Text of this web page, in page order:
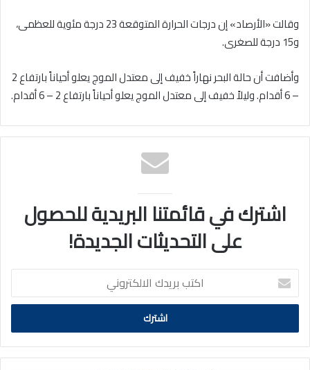
وقالت «الأرصاد» إن درجات الحرارة المتوقعة 23 درجة مئوية للعظمى،
و15 درجة للصغرى.
وأضافت أن حالة البحر نهاراً خفيف إلى معتدل الموج يعلو أحياناً بارتفاع 2
– 6 أقدام. وليلاً خفيف إلى معتدل الموج يعلو أحياناً بارتفاع 2 – 6 أقدام.
اشترك في قائمتنا البريدية للحصول
على التحديثات الجديدة!
اكتب
بريدك
الالكتروني